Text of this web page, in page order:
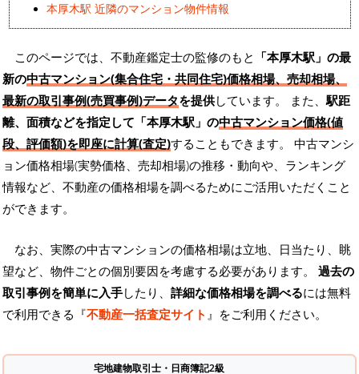
本厚木駅 近隣のマンション物件情報
このページでは、不動産鑑定士の監修のもと 「本厚木駅」の最
新の中古マンション(集合住宅・共同住宅)価格相場、売却相場、
最新の取引事例(売買事例)データを提供しています。 また、駅距
離、面積などを指定して「本厚木駅」の中古マンション価格(値
段、評価額)を即座に計算(査定)することもできます。 中古マンシ
ョン価格相場(実勢価格、売却相場)の推移・動向や、ランキング
情報など、不動産の価格相場を調べるためにご活用いただくこと
ができます。
なお、実際の中古マンションの価格相場は立地、日当たり、眺
望など、物件ごとの個別要因を考慮する必要があります。 過去の
取引事例を簡単に入手したり、 詳細な価格相場を調べるには無料
で利用できる『不動産一括査定サイト 』をご利用ください。
宅地建物取引士・日商簿記2級